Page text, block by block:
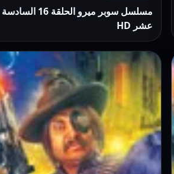
مسلسل سوبر ميرو الحلقة 16 السادسة
عشر HD